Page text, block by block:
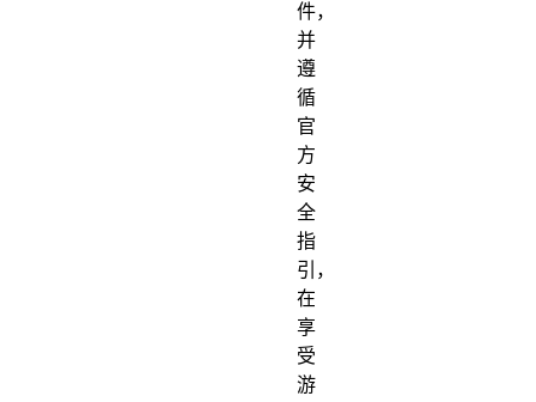
件，
并
遵
循
官
方
安
全
指
引，
在
享
受
游